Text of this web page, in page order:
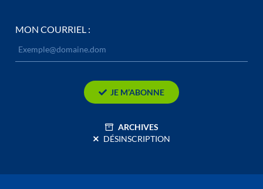
MON COURRIEL :
JE M’ABONNE
ARCHIVES
DÉSINSCRIPTION